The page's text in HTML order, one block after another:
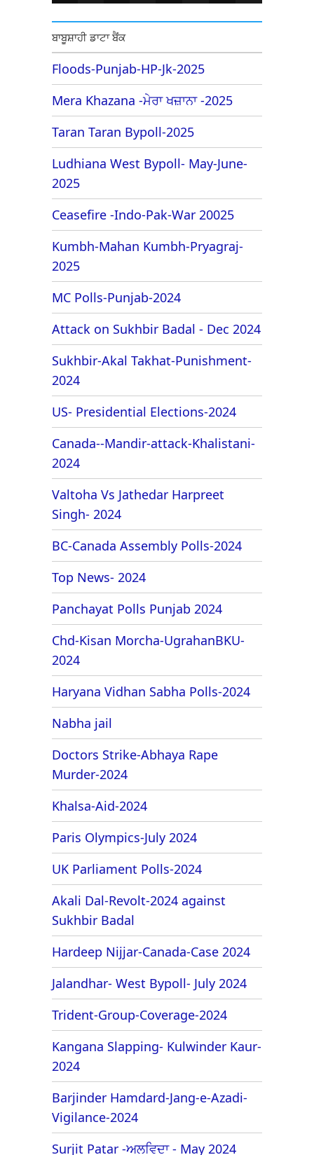
ਬਾਬੂਸ਼ਾਹੀ ਡਾਟਾ ਬੈਂਕ
Floods-Punjab-HP-Jk-2025
Mera Khazana -ਮੇਰਾ ਖਜ਼ਾਨਾ -2025
Taran Taran Bypoll-2025
Ludhiana West Bypoll- May-June-
2025
Ceasefire -Indo-Pak-War 20025
Kumbh-Mahan Kumbh-Pryagraj-
2025
MC Polls-Punjab-2024
Attack on Sukhbir Badal - Dec 2024
Sukhbir-Akal Takhat-Punishment-
2024
US- Presidential Elections-2024
Canada--Mandir-attack-Khalistani-
2024
Valtoha Vs Jathedar Harpreet
Singh- 2024
BC-Canada Assembly Polls-2024
Top News- 2024
Panchayat Polls Punjab 2024
Chd-Kisan Morcha-UgrahanBKU-
2024
Haryana Vidhan Sabha Polls-2024
Nabha jail
Doctors Strike-Abhaya Rape
Murder-2024
Khalsa-Aid-2024
Paris Olympics-July 2024
UK Parliament Polls-2024
Akali Dal-Revolt-2024 against
Sukhbir Badal
Hardeep Nijjar-Canada-Case 2024
Jalandhar- West Bypoll- July 2024
Trident-Group-Coverage-2024
Kangana Slapping- Kulwinder Kaur-
2024
Barjinder Hamdard-Jang-e-Azadi-
Vigilance-2024
Surjit Patar -ਅਲਵਿਦਾ - May 2024